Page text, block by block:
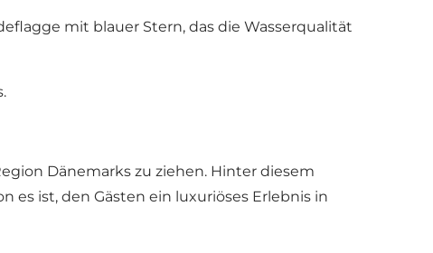
mit blauer Stern, das die Wasserqualität
Dänemarks zu ziehen. Hinter diesem
es ist, den Gästen ein luxuriöses Erlebnis in